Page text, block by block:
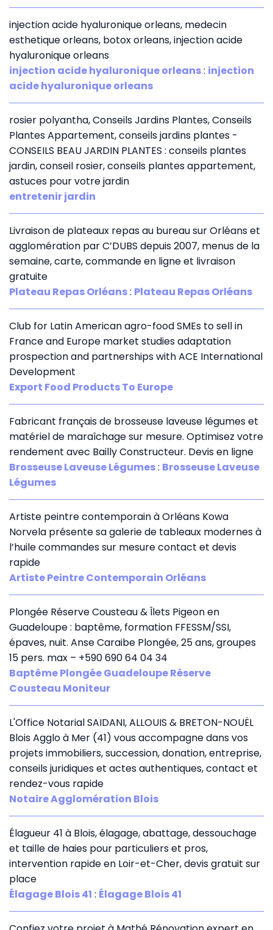
injection acide hyaluronique orleans, medecin
esthetique orleans, botox orleans, injection acide
hyaluronique orleans
injection acide hyaluronique orleans: injection
acide hyaluronique orleans
rosier polyantha, Conseils Jardins Plantes, Conseils
Plantes Appartement, conseils jardins plantes -
CONSEILS BEAU JARDIN PLANTES : conseils plantes
jardin, conseil rosier, conseils plantes appartement,
astuces pour votre jardin
entretenir jardin
Livraison de plateaux repas au bureau sur Orléans et
agglomération par C’DUBS depuis 2007, menus de la
semaine, carte, commande en ligne et livraison
gratuite
Plateau Repas Orléans: Plateau Repas Orléans
Club for Latin American agro-food SMEs to sell in
France and Europe market studies adaptation
prospection and partnerships with ACE International
Development
Export Food Products To Europe
Fabricant français de brosseuse laveuse légumes et
matériel de maraîchage sur mesure. Optimisez votre
rendement avec Bailly Constructeur. Devis en ligne
Brosseuse Laveuse Légumes: Brosseuse Laveuse
Légumes
Artiste peintre contemporain à Orléans Kowa
Norvela présente sa galerie de tableaux modernes à
l’huile commandes sur mesure contact et devis
rapide
Artiste Peintre Contemporain Orléans
Plongée Réserve Cousteau & Îlets Pigeon en
Guadeloupe : baptême, formation FFESSM/SSI,
épaves, nuit. Anse Caraibe Plongée, 25 ans, groupes
15 pers. max – +590 690 64 04 34
Baptême Plongée Guadeloupe Réserve
Cousteau Moniteur
L'Office Notarial SAIDANI, ALLOUIS & BRETON-NOUËL
Blois Agglo à Mer (41) vous accompagne dans vos
projets immobiliers, succession, donation, entreprise,
conseils juridiques et actes authentiques, contact et
rendez-vous rapide
Notaire Agglomération Blois
Élagueur 41 à Blois, élagage, abattage, dessouchage
et taille de haies pour particuliers et pros,
intervention rapide en Loir-et-Cher, devis gratuit sur
place
Élagage Blois 41 : Élagage Blois 41